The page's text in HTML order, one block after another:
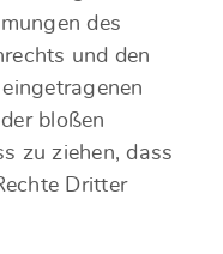
des
und den
bloßen
zu ziehen, dass
Dritter